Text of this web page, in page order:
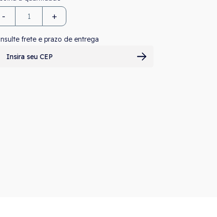
- +
frete e prazo de entrega